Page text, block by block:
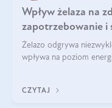
Wpływ żelaza na
zapotrzebowanie i
Żelazo odgrywa
wpływa na poziom
zawrotów głowy czy
CZYTAJ